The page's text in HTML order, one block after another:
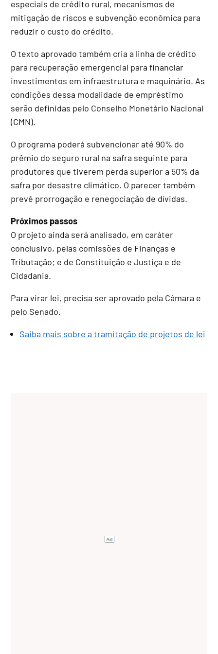
especiais de crédito rural, mecanismos de
mitigação de riscos e subvenção econômica para
reduzir o custo do crédito.
O texto aprovado também cria a linha de crédito
para recuperação emergencial para financiar
investimentos em infraestrutura e maquinário. As
condições dessa modalidade de empréstimo
serão definidas pelo Conselho Monetário Nacional
(CMN).
O programa poderá subvencionar até 90% do
prêmio do seguro rural na safra seguinte para
produtores que tiverem perda superior a 50% da
safra por desastre climático. O parecer também
prevê prorrogação e renegociação de dívidas.
Próximos passos
O projeto ainda será analisado, em caráter
conclusivo, pelas comissões de Finanças e
Tributação; e de Constituição e Justiça e de
Cidadania.
Para virar lei, precisa ser aprovado pela Câmara e
pelo Senado.
Saiba mais sobre a tramitação de projetos de lei